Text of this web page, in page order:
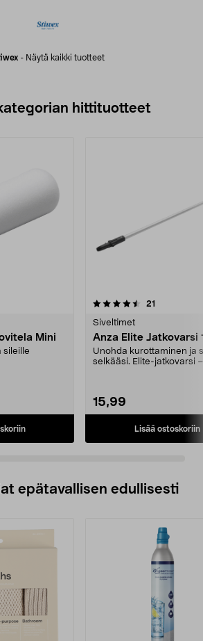
- Näytä kaikki tuotteet
hittituotteet
Mini
sileille
21
Siveltimet
Anza Elite Jatkovarsi
Unohda kurottaminen ja
selkääsi. Elite-jatkovarsi
15,99
Lisää ostoskoriin
4.5 viidestä
epätavallisen edullisesti